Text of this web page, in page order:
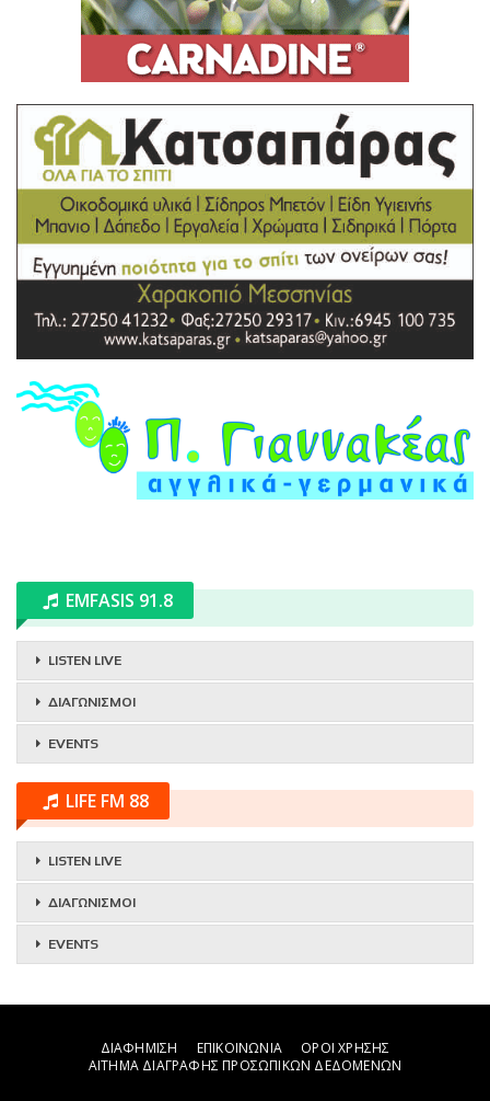
EMFASIS 91.8
LISTEN LIVE
ΔΙΑΓΩΝΙΣΜΟΙ
EVENTS
LIFE FM 88
LISTEN LIVE
ΔΙΑΓΩΝΙΣΜΟΙ
EVENTS
ΔΙΑΦΗΜΙΣΗ ΕΠΙΚΟΙΝΩΝΙΑ
ΟΡΟΙ ΧΡΗΣΗΣ
ΑΙΤΗΜΑ ΔΙΑΓΡΑΦΗΣ ΠΡΟΣΩΠΙΚΩΝ ΔΕΔΟΜΕΝΩΝ